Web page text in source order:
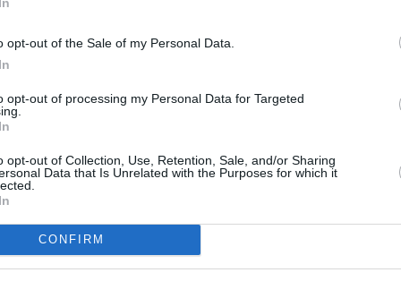
opt-out of the Sale of my Personal Data.
opt-out of processing my Personal Data for Targeted
opt-out of Collection, Use, Retention, Sale, and/or Sharing
Data that Is Unrelated with the Purposes for which it
CONFIRM
Anmelden
Spargel kochen - Hier gibt es
Karfiol kochen
Thema: Wie ... » mehr
sind sehr lecker und beinhalten